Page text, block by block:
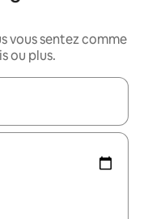
vous sentez comme
ou plus.
les flèches vers le